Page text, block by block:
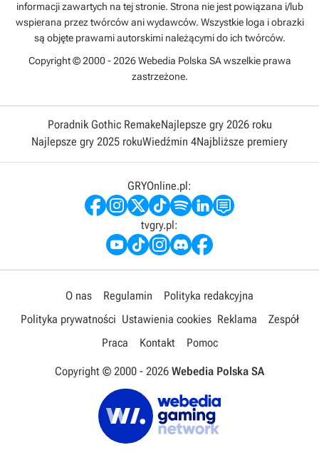
informacji zawartych na tej stronie. Strona nie jest powiązana i/lub
wspierana przez twórców ani wydawców. Wszystkie loga i obrazki
są objęte prawami autorskimi należącymi do ich twórców.
Copyright © 2000 - 2026 Webedia Polska SA wszelkie prawa
zastrzeżone.
Poradnik Gothic RemakeNajlepsze gry 2026 roku
Najlepsze gry 2025 rokuWiedźmin 4Najbliższe premiery
GRYOnline.pl:
tvgry.pl:
O nas Regulamin
Polityka redakcyjna
Polityka prywatności Ustawienia cookies Reklama
Zespół
Praca
Kontakt Pomoc
Copyright © 2000 - 2026 Webedia Polska SA